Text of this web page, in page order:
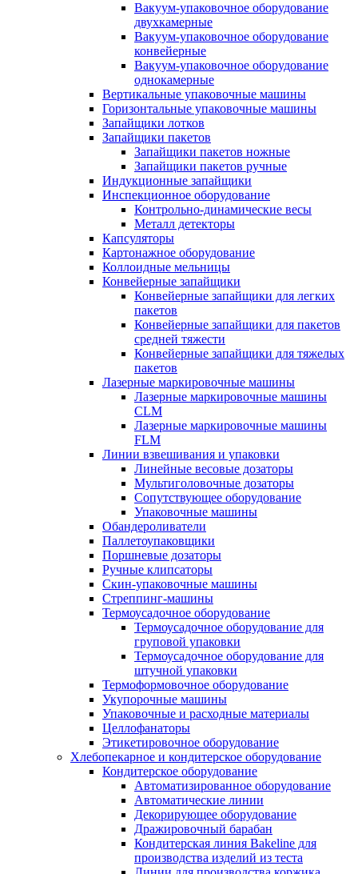
Вакуум-упаковочное оборудование
двухкамерные
Вакуум-упаковочное оборудование
конвейерные
Вакуум-упаковочное оборудование
однокамерные
Вертикальные упаковочные машины
Горизонтальные упаковочные машины
Запайщики лотков
Запайщики пакетов
Запайщики пакетов ножные
Запайщики пакетов ручные
Индукционные запайщики
Инспекционное оборудование
Контрольно-динамические весы
Металл детекторы
Капсуляторы
Картонажное оборудование
Коллоидные мельницы
Конвейерные запайщики
Конвейерные запайщики для легких
пакетов
Конвейерные запайщики для пакетов
средней тяжести
Конвейерные запайщики для тяжелых
пакетов
Лазерные маркировочные машины
Лазерные маркировочные машины
CLM
Лазерные маркировочные машины
FLM
Линии взвешивания и упаковки
Линейные весовые дозаторы
Мультиголовочные дозаторы
Сопутствующее оборудование
Упаковочные машины
Обандероливатели
Паллетоупаковщики
Поршневые дозаторы
Ручные клипсаторы
Скин-упаковочные машины
Стреппинг-машины
Термоусадочное оборудование
Термоусадочное оборудование для
груповой упаковки
Термоусадочное оборудование для
штучной упаковки
Термоформовочное оборудование
Укупорочные машины
Упаковочные и расходные материалы
Целлофанаторы
Этикетировочное оборудование
Хлебопекарное и кондитерское оборудование
Кондитерское оборудование
Автоматизированное оборудование
Автоматические линии
Декорирующее оборудование
Дражировочный барабан
Кондитерская линия Bakeline для
производства изделий из теста